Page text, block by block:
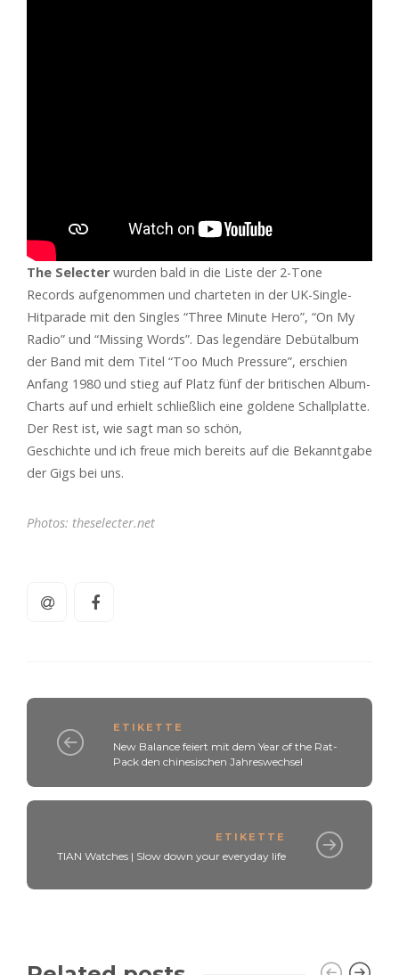
The Selecter wurden bald in die Liste der 2-Tone
Records aufgenommen und charteten in der UK-Single-
Hitparade mit den Singles “Three Minute Hero”, “On My
Radio” und “Missing Words”. Das legendäre Debütalbum
der Band mit dem Titel “Too Much Pressure”, erschien
Anfang 1980 und stieg auf Platz fünf der britischen Album-
Charts auf und erhielt schließlich eine goldene Schallplatte.
Der Rest ist, wie sagt man so schön,
Geschichte und ich freue mich bereits auf die Bekanntgabe
der Gigs bei uns.
Photos: theselecter.net
ETIKETTE
New Balance feiert mit dem Year of the Rat-
Pack den chinesischen Jahreswechsel
ETIKETTE
TIAN Watches | Slow down your everyday life